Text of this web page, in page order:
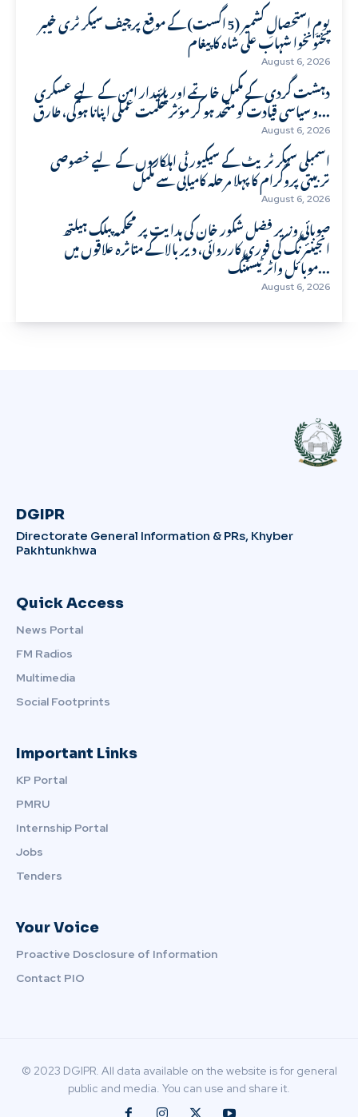
یومِ استحصالِ کشمیر (5 اگست) کے موقع پرچیف سیکرٹری خیبر
پختونخوا شہاب علی شاہ کا پیغام
August 6, 2026
دہشت گردی کے مکمل خاتمے اور پائیدار امن کے لیے عسکری
و سیاسی قیادت کو متحد ہو کر مؤثر حکمت عملی اپنانا ہوگی، طارق...
August 6, 2026
اسمبلی سیکرٹریٹ کے سیکیورٹی اہلکاروں کے لیے خصوصی
تربیتی پروگرام کا پہلا مرحلہ کامیابی سے مکمل
August 6, 2026
صوبائی وزیر فضل شکور خان کی ہدایت پر محکمہ پبلک ہیلتھ
انجینئرنگ کی فوری کارروائی، دیر بالا کے متاثرہ علاقوں میں
موبائل واٹر ٹیسٹنگ...
August 6, 2026
DGIPR
Directorate General Information & PRs, Khyber
Pakhtunkhwa
Quick Access
News Portal
FM Radios
Multimedia
Social Footprints
Important Links
KP Portal
PMRU
Internship Portal
Jobs
Tenders
Your Voice
Proactive Dosclosure of Information
Contact PIO
© 2023 DGIPR. All data available on the website is for general
public and media. You can use and share it.